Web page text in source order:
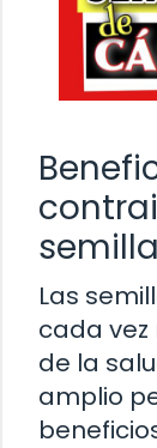
Las
cada
de la
amplio